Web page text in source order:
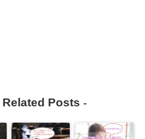
Related Posts -